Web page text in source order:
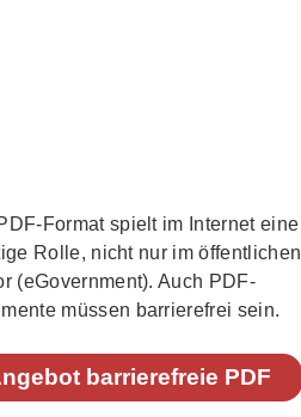
Format spielt im Internet eine
Rolle, nicht nur im öffentlichen
(eGovernment). Auch PDF-
müssen barrierefrei sein.
barrierefreie PDF